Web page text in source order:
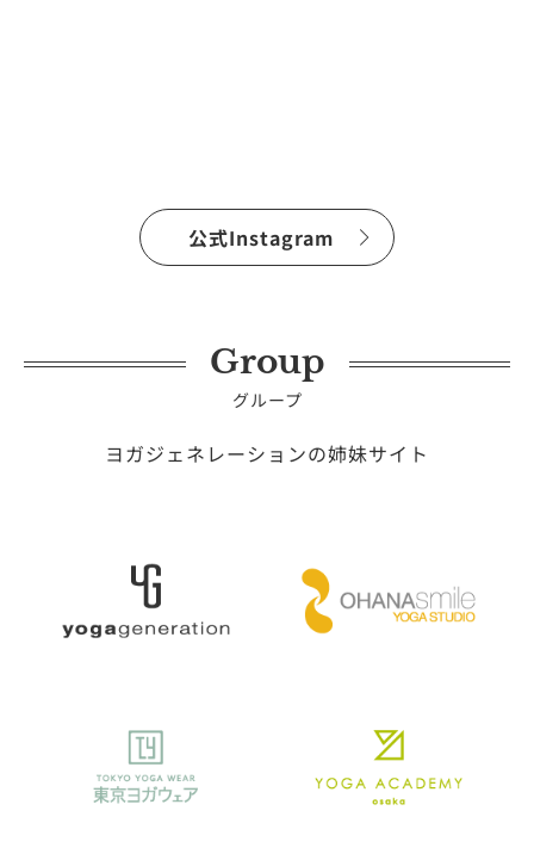
公式Instagram
Group
グループ
ヨガジェネレーションの姉妹サイト